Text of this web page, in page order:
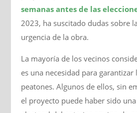
semanas antes de las
2023, ha suscitado dudas sobre
urgencia de la obra.
La mayoría de los vecinos
es una necesidad para
peatones. Algunos de ellos, sin
el proyecto puede haber sido